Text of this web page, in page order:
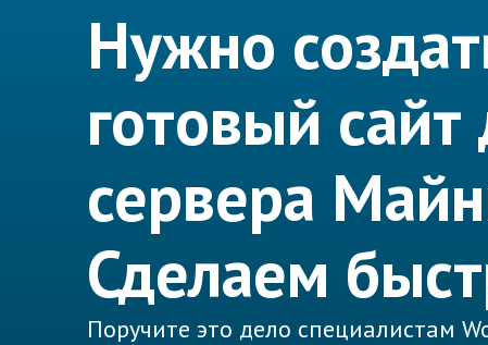
Нужно
готовый сайт
сервера
Сделаем
Поручите это дело специалистам